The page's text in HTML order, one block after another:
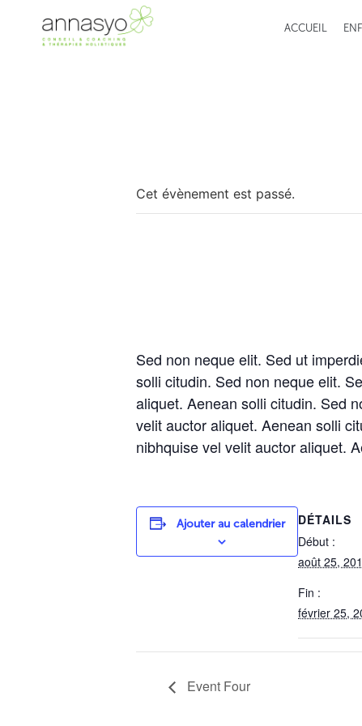
ACCUEIL
Cet évènement est passé.
Sed non neque elit. Sed ut
solli citudin. Sed non neque elit.
aliquet. Aenean solli citudin. Sed
velit auctor aliquet. Aenean solli
nibhquise vel velit auctor aliquet.
Ajouter au calendrier
DÉTAILS
Début :
août 25,
Fin :
février 25,
Event Four